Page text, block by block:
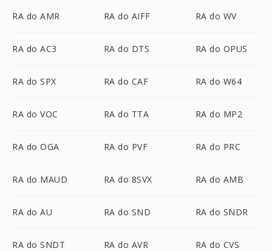
RA do AMR RA do AIFF RA do WV
RA do AC3 RA do DTS RA do OPUS
RA do SPX RA do CAF RA do W64
RA do VOC RA do TTA RA do MP2
RA do OGA RA do PVF RA do PRC
RA do MAUD RA do 8SVX RA do AMB
RA do AU RA do SND RA do SNDR
RA do SNDT RA do AVR RA do CVS